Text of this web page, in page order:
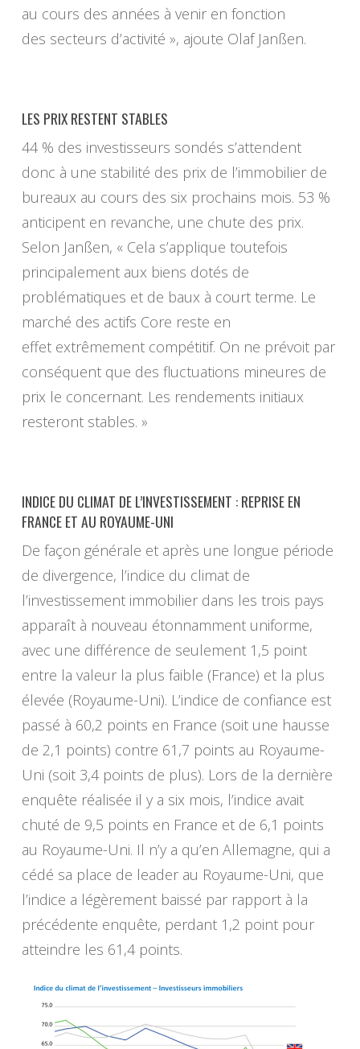
au cours des années à venir en fonction
des secteurs d’activité », ajoute Olaf Janßen.
LES PRIX RESTENT STABLES
44 % des investisseurs sondés s’attendent
donc à une stabilité des prix de l’immobilier de
bureaux au cours des six prochains mois. 53 %
anticipent en revanche, une chute des prix.
Selon Janßen, « Cela s’applique toutefois
principalement aux biens dotés de
problématiques et de baux à court terme. Le
marché des actifs Core reste en
effet extrêmement compétitif. On ne prévoit par
conséquent que des fluctuations mineures de
prix le concernant. Les rendements initiaux
resteront stables. »
INDICE DU CLIMAT DE L’INVESTISSEMENT : REPRISE EN
FRANCE ET AU ROYAUME-UNI
De façon générale et après une longue période
de divergence, l’indice du climat de
l’investissement immobilier dans les trois pays
apparaît à nouveau étonnamment uniforme,
avec une différence de seulement 1,5 point
entre la valeur la plus faible (France) et la plus
élevée (Royaume-Uni). L’indice de confiance est
passé à 60,2 points en France (soit une hausse
de 2,1 points) contre 61,7 points au Royaume-
Uni (soit 3,4 points de plus). Lors de la dernière
enquête réalisée il y a six mois, l’indice avait
chuté de 9,5 points en France et de 6,1 points
au Royaume-Uni. Il n’y a qu’en Allemagne, qui a
cédé sa place de leader au Royaume-Uni, que
l’indice a légèrement baissé par rapport à la
précédente enquête, perdant 1,2 point pour
atteindre les 61,4 points.